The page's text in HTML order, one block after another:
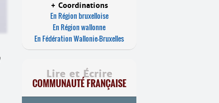
+ Coordinations
En Région bruxelloise
En Région wallonne
En Fédération Wallonie-Bruxelles
Lire et Écrire
COMMUNAUTÉ FRANÇAISE